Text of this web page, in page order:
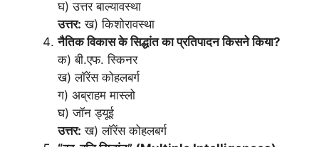
घ) उत्तर बाल्यावस्था
उत्तर: ख) किशोरावस्था
नैतिक विकास के सिद्धांत का प्रतिपादन किसने किया?
क) बी.एफ. स्किनर
ख) लॉरेंस कोहलबर्ग
ग) अब्राहम मास्लो
घ) जॉन ड्यूई
उत्तर: ख) लॉरेंस कोहलबर्ग